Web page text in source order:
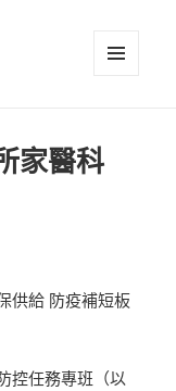
家醫科
供給 防疫補短板
控任務專班（以